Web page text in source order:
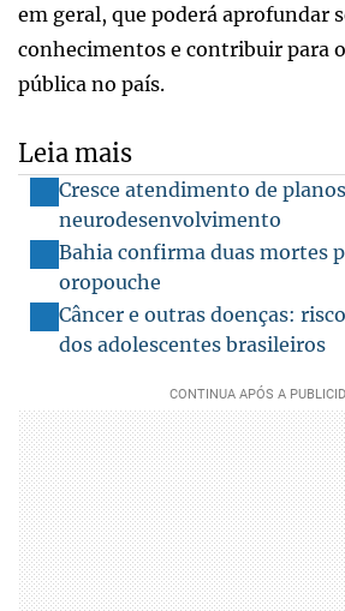
em geral, que poderá aprofundar
conhecimentos e contribuir para
pública no país.
Leia mais
Cresce atendimento de
neurodesenvolvimento
Bahia confirma duas mortes
oropouche
Câncer e outras doenças:
dos adolescentes brasileiros